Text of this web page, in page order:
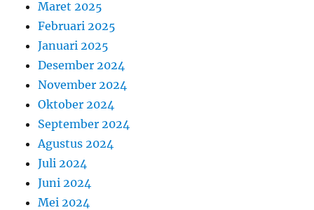
Maret 2025
Februari 2025
Januari 2025
Desember 2024
November 2024
Oktober 2024
September 2024
Agustus 2024
Juli 2024
Juni 2024
Mei 2024